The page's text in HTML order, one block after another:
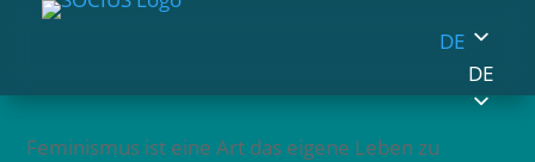
DE
DE
Feminismus ist eine Art das eigene Leben zu